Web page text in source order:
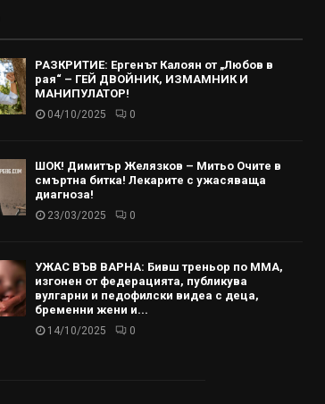
РАЗКРИТИЕ: Ергенът Калоян от „Любов в
рая“ – ГЕЙ ДВОЙНИК, ИЗМАМНИК И
МАНИПУЛАТОР!
04/10/2025 0
ШОК! Димитър Желязков – Митьо Очите в
смъртна битка! Лекарите с ужасяваща
диагноза!
23/03/2025 0
УЖАС ВЪВ ВАРНА: Бивш треньор по ММА,
изгонен от федерацията, публикува
вулгарни и педофилски видеа с деца,
бременни жени и...
14/10/2025 0